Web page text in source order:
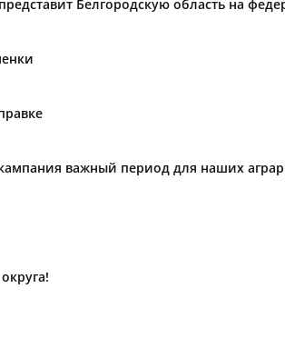
Белгородскую область на
важный период для наших